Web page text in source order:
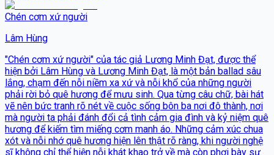
Chén cơm xứ người
Lâm Hùng
"Chén cơm xứ người" của tác giả Lương Minh Đạt, được thể
hiện bởi Lâm Hùng và Lương Minh Đạt, là một bản ballad sâu
lắng, chạm đến nỗi niềm xa xứ và nỗi khổ của những người
phải rời bỏ quê hương để mưu sinh. Qua từng câu chữ, bài hát
vẽ nên bức tranh rõ nét về cuộc sống bôn ba nơi đô thành, nơi
mà người ta phải đánh đổi cả tình cảm gia đình và kỷ niệm quê
hương để kiếm tìm miếng cơm manh áo. Những cảm xúc chua
xót và nỗi nhớ quê hương hiện lên thật rõ ràng, khi người nghệ
sĩ không chỉ thể hiện nỗi khát khao trở về mà còn phơi bày sự